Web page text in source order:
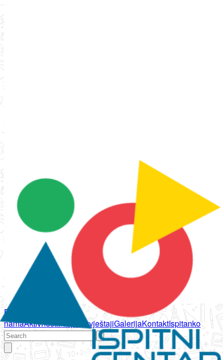
Početna
namaAktivnostiPropisi IzvještajiGalerijaKontaktIspitanko